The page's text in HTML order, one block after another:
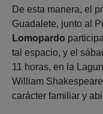
De esta manera, el
Guadalete, junto al
Lomopardo
tal espacio, y el
11 horas, en la
William
carácter familiar y